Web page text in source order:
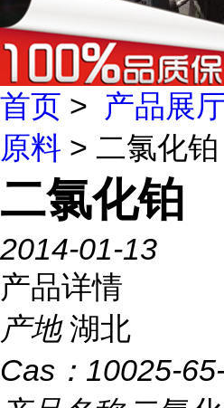
首页 > 产品展
原料 > 二氯化铂
二氯化铂
2014-01-13
产品详情
产地 湖北
Cas： 10025-